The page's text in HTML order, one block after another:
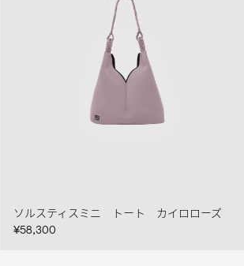
ソルスティスミニ トート カイロローズ
¥58,300